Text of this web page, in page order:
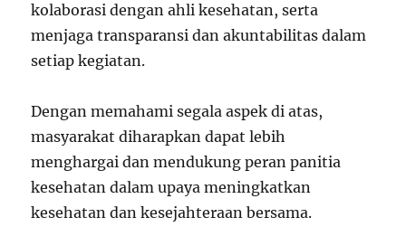
kolaborasi dengan ahli kesehatan, serta
menjaga transparansi dan akuntabilitas dalam
setiap kegiatan.
Dengan memahami segala aspek di atas,
masyarakat diharapkan dapat lebih
menghargai dan mendukung peran panitia
kesehatan dalam upaya meningkatkan
kesehatan dan kesejahteraan bersama.